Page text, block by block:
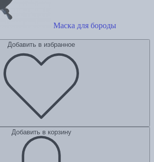
Маска для бороды
Добавить в избранное
Добавить в корзину